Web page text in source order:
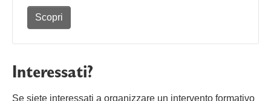
Scopri
Interessati?
Se siete interessati a organizzare un intervento formativo